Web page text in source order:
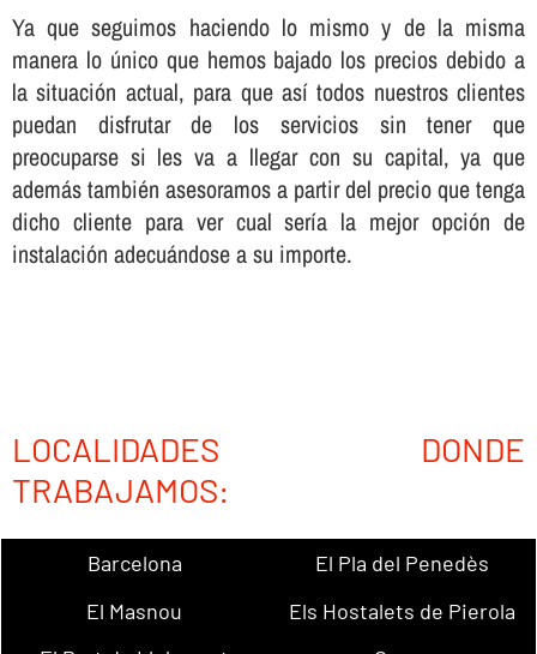
Ya que seguimos haciendo lo mismo y de la misma
manera lo único que hemos bajado los precios debido a
la situación actual, para que así­ todos nuestros clientes
puedan disfrutar de los servicios sin tener que
preocuparse si les va a llegar con su capital, ya que
además también asesoramos a partir del precio que tenga
dicho cliente para ver cual serí­a la mejor opción de
instalación adecuándose a su importe.
LOCALIDADES DONDE
TRABAJAMOS:
Barcelona
El Pla del Penedès
El Masnou
Els Hostalets de Pierola